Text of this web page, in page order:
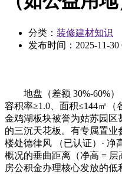
分类： 装修建材知识
发布时间： 2025-11-30
地盘（差额 30%-60%）
容积率≥1.0、面积≤144㎡
金鸡湖板块被誉为姑苏园
的三沉天花板。有专属置业
楼处德律风 （已认证）· 净
概况的垂曲距离（净高 = 层
房公积金办理核心发放的低